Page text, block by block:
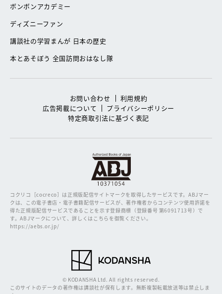
ボンボンアカデミー
ディズニーファン
講談社の学習まんが 日本の歴史
本とあそぼう 全国訪問おはなし隊
お問い合わせ
利用規約
広告掲載について
プライバシーポリシー
特定商取引法に基づく表記
コクリコ［cocreco］は正規版配信サイトマークを取得したサービスです。ABJマー
クは、この電子書店・電子書籍配信サービスが、著作権者からコンテンツ使用許諾を
得た正規版配信サービスであることを示す登録商標（登録番号 第6091713号）で
す。ABJマークについて、詳しくはこちらを御覧ください。
https://aebs.or.jp/
© KODANSHA Ltd. All rights reserved.
このサイトのデータの著作権は講談社が保有します。無断複製転載放送等は禁止しま